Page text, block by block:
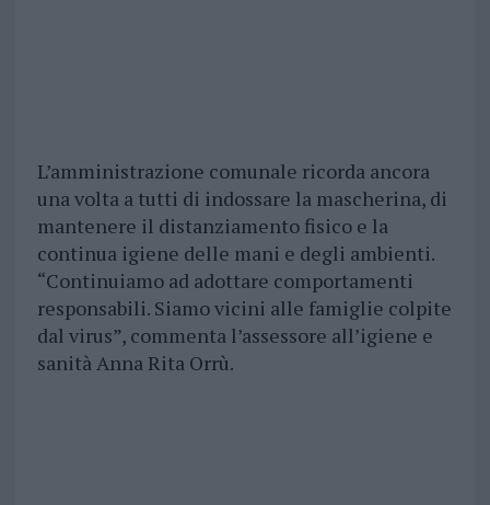
L’amministrazione comunale ricorda ancora
una volta a tutti di indossare la mascherina, di
mantenere il distanziamento fisico e la
continua igiene delle mani e degli ambienti.
“Continuiamo ad adottare comportamenti
responsabili. Siamo vicini alle famiglie colpite
dal virus”, commenta l’assessore all’igiene e
sanità Anna Rita Orrù.